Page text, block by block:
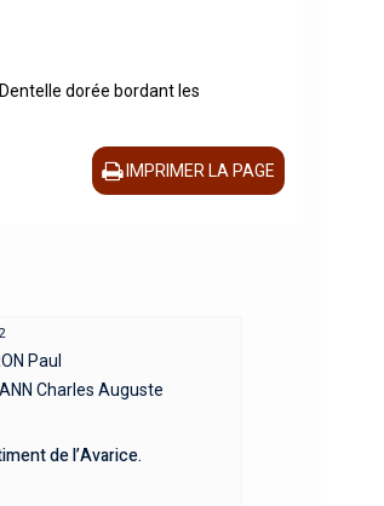
dorée bordant les
IMPRIMER LA PAGE
Paul
Charles Auguste
de l’Avarice.